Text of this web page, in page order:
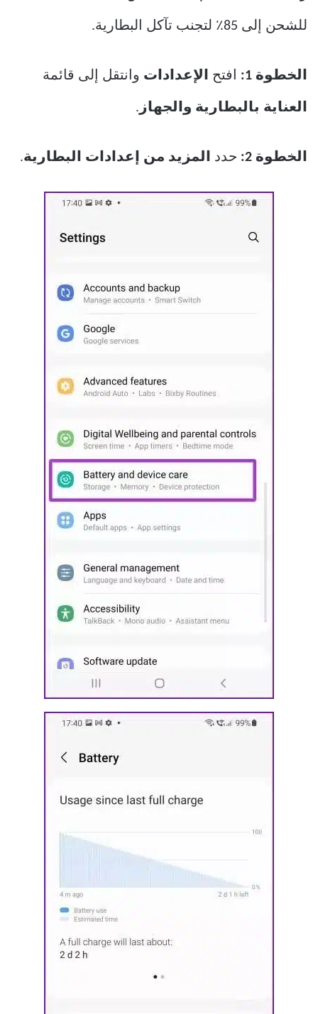
للشحن إلى 85٪ لتجنب تآكل البطارية.
الخطوة 1: افتح الإعدادات وانتقل إلى قائمة
العناية بالبطارية والجهاز .
الخطوة 2: حدد المزيد من إعدادات البطارية.